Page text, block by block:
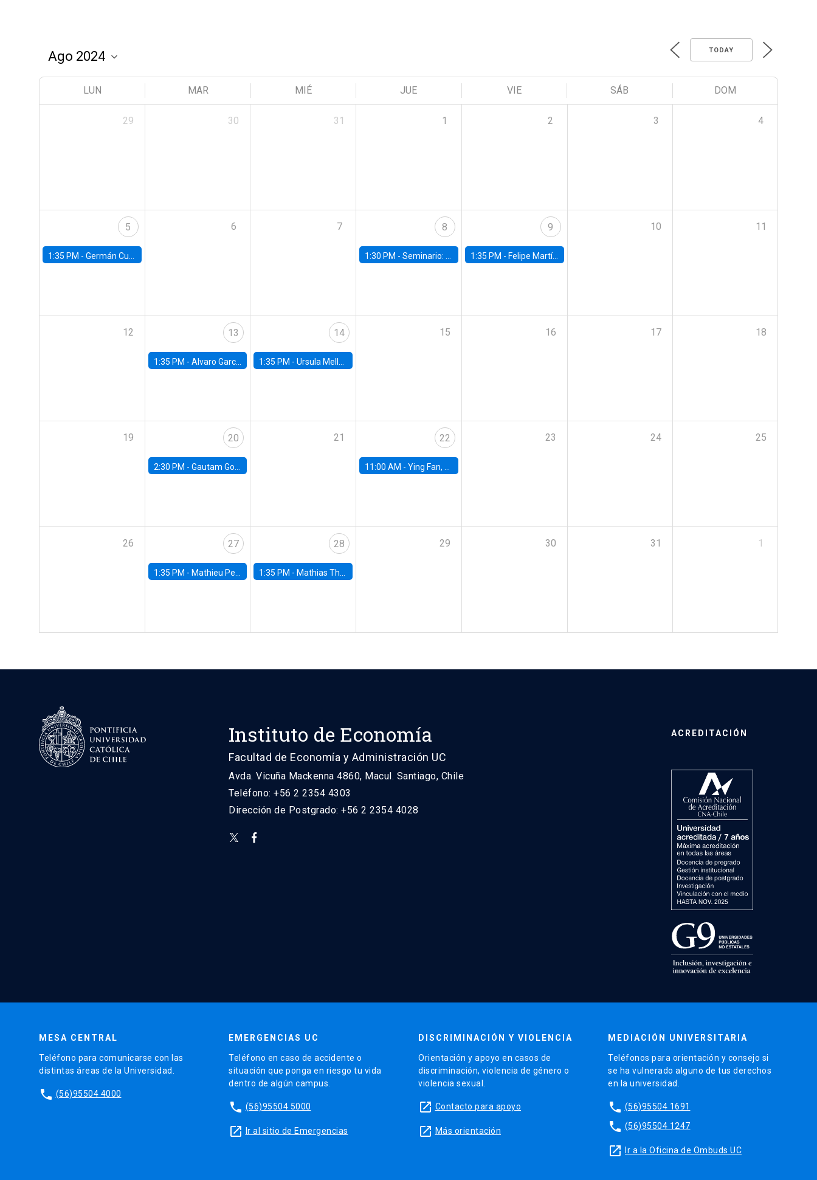
TODAY
LUN MAR MIÉ JUE VIE SÁB DOM
29 30 31 1 2 3 4
5
1:35 PM - Germán Cubas, University of Houston
6 7 8
1:30 PM -Seminario: “Recuperando la humanidad para progresar en la era de la IA»
9
1:35 PM - Felipe Martínez, alumno Doctorado en Economía UC
10 11
12 13
1:35 PM - Alvaro Garcia-Marin, Universidad de Los Andes
14
1:35 PM -Ursula Mello, Insper - Institute of Education and Research
15 16 17 18
19 20
2:30 PM - Gautam Gowrisankaran, Columbia University
21 22
11:00 AM -Ying Fan, University of Michigan
23 24 25
26 27
1:35 PM - Mathieu Pedemonte, IDB
28
1:35 PM - Mathias Thoenig, University of Lausanne
29 30 31 1
Instituto de Economía
Facultad de Economía y Administración UC
Avda. Vicuña Mackenna 4860, Macul. Santiago, Chile
Teléfono: +56 2 2354 4303
Dirección de Postgrado: +56 2 2354 4028
ACREDITACIÓN
MESA CENTRAL
Teléfono para comunicarse con las
distintas áreas de la Universidad.
phone (56)95504 4000
EMERGENCIAS UC
Teléfono en caso de accidente o
situación que ponga en riesgo tu vida
dentro de algún campus.
phone (56)95504 5000
launch Ir al sitio de Emergencias
DISCRIMINACIÓN Y VIOLENCIA
Orientación y apoyo en casos de
discriminación, violencia de género o
violencia sexual.
launch Contacto para apoyo
launch Más orientación
MEDIACIÓN UNIVERSITARIA
Teléfonos para orientación y consejo si
se ha vulnerado alguno de tus derechos
en la universidad.
phone (56)95504 1691
phone (56)95504 1247
launch Ir a la Oficina de Ombuds UC